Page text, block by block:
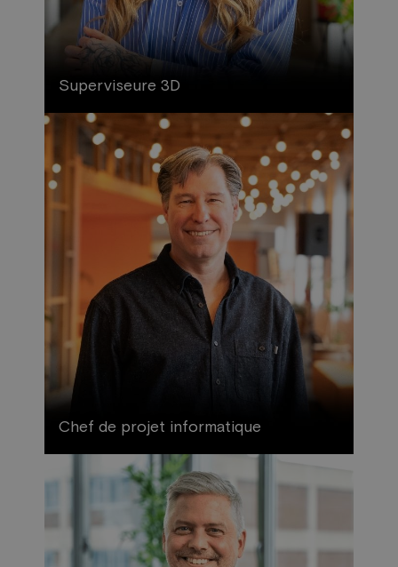
Superviseure 3D
Chef de projet informatique